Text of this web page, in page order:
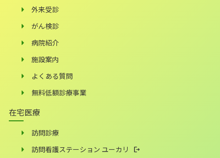
外来受診
がん検診
病院紹介
施設案内
よくある質問
無料低額診療事業
在宅医療
訪問診療
訪問看護ステーション ユーカリ